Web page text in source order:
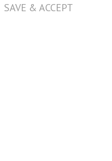
SAVE & ACCEPT